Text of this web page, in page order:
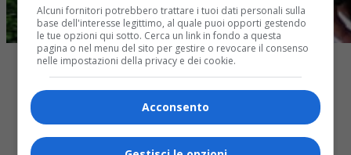
Share
Alcuni fornitori potrebbero trattare i tuoi dati personali sulla
base dell'interesse legittimo, al quale puoi opporti gestendo
le tue opzioni qui sotto. Cerca un link in fondo a questa
pagina o nel menu del sito per gestire o revocare il consenso
nelle impostazioni della privacy e dei cookie.
Acconsento